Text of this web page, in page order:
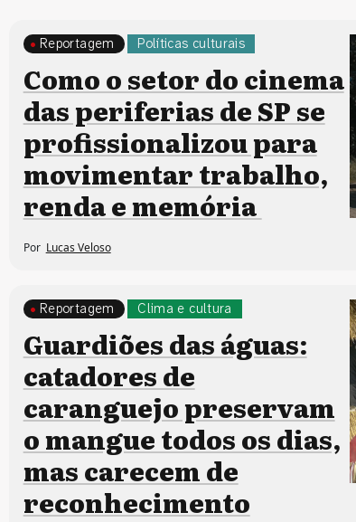
Políticas culturais
Reportagem
Como o setor do cinema
das periferias de SP se
profissionalizou para
movimentar trabalho,
renda e memória
Por Lucas Veloso
Clima e cultura
Reportagem
Guardiões das águas:
catadores de
caranguejo preservam
o mangue todos os dias,
mas carecem de
reconhecimento